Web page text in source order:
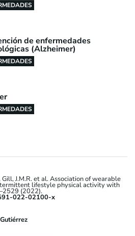
de enfermedades
(Alzheimer)
J.M.R. et al. Association of wearable
lifestyle physical activity with
(2022).
022-02100-x